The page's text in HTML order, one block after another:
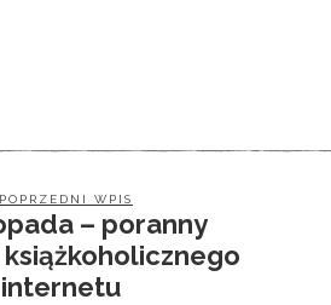
POPRZEDNI WPIS
– poranny
internetu